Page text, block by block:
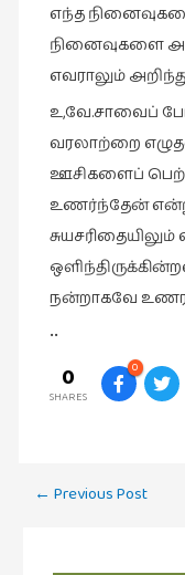
எந்த
நினைவுகளை
எவராலும்
உ,வே.சாவைப்
வரலாற்றை
ஊசிகளைப்
உணர்ந்தேன்
நன்றாகவே
••
0
SHARES
0
Post
← Previous Post